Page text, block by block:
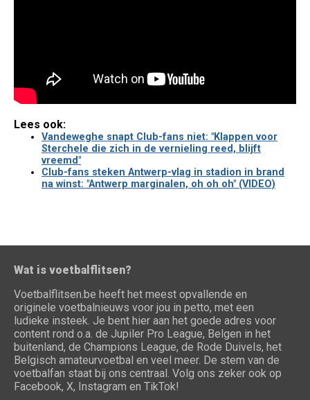
Lees ook:
Vandeweghe snapt Club-fans niet: "Klappen voor
Sterchele die zich in de vernieling reed, blijft
vreemd"
Club-fans steken Antwerp-vlag in stadion in brand
na winst: "Antwerp marginalen, oh oh oh" (VIDEO)
Wat is voetbalflitsen?
Voetbalflitsen.be heeft het meest opvallende en
originele voetbalnieuws voor jou in petto, met een
ludieke insteek. Je bent hier aan het goede adres voor
content rond o.a. de Jupiler Pro League, Belgen in het
buitenland, de Champions League, de Rode Duivels, het
Belgisch amateurvoetbal en veel meer. De stem van de
voetbalfan staat bij ons centraal. Volg ons zeker ook op
Facebook, X, Instagram en TikTok!